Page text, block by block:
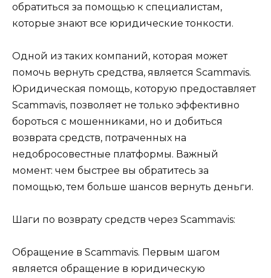
обратиться за помощью к специалистам,
которые знают все юридические тонкости.
Одной из таких компаний, которая может
помочь вернуть средства, является Scammavis.
Юридическая помощь, которую предоставляет
Scammavis, позволяет не только эффективно
бороться с мошенниками, но и добиться
возврата средств, потраченных на
недобросовестные платформы. Важный
момент: чем быстрее вы обратитесь за
помощью, тем больше шансов вернуть деньги.
Шаги по возврату средств через Scammavis:
Обращение в Scammavis. Первым шагом
является обращение в юридическую